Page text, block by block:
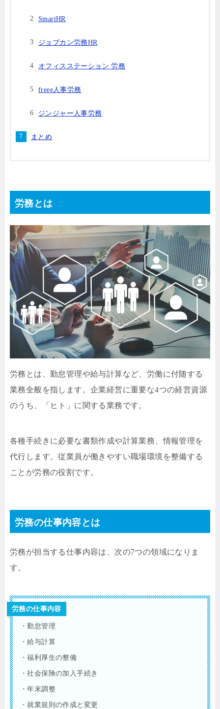
SmartHR
ジョブカン労務HR
オフィスステーション 労務
freee人事労務
ジンジャー人事労務
まとめ
労務とは
労務とは、勤怠管理や給与計算など、労働に付随する
業務全般を指します。企業経営に重要な4つの経営資源
のうち、「ヒト」に関する業務です。
各種手続きに必要な書類作成や計算業務、情報管理を
代行します。従業員が働きやすい職場環境を整備する
ことが労務の役割です。
労務の仕事内容とは
労務が担当する仕事内容は、次の7つの領域になりま
す。
労務の仕事内容
・勤怠管理
・給与計算
・福利厚生の整備
・社会保険の加入手続き
・年末調整
・就業規則の作成と変更